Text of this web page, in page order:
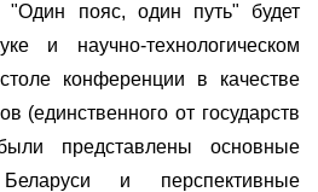
"Один пояс, один путь" будет
и научно-технологическом
конференции в качестве
(единственного от государств
представлены основные
и перспективные